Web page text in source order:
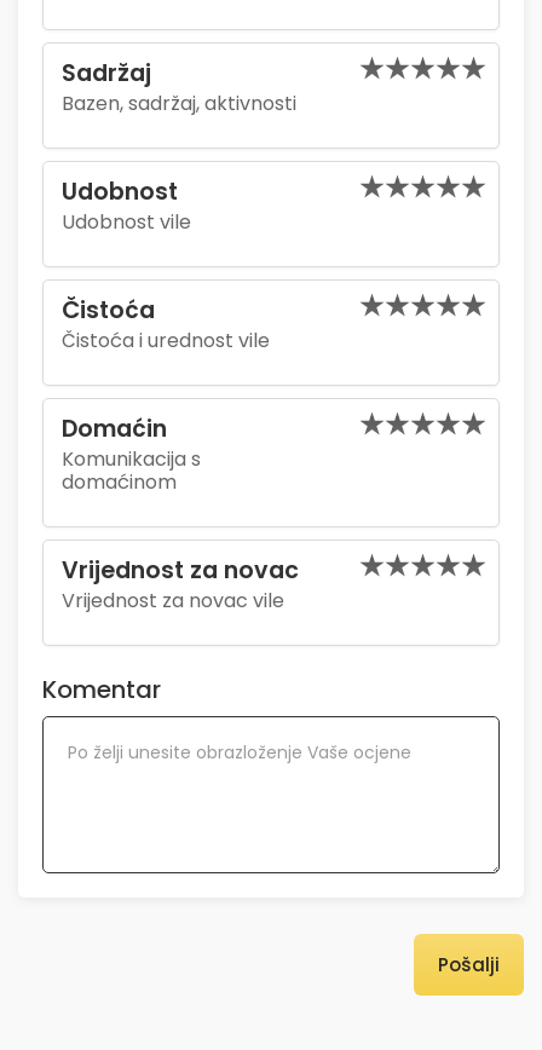
Sadržaj
Bazen, sadržaj, aktivnosti
Udobnost
Udobnost vile
Čistoća
Čistoća i urednost vile
Domaćin
Komunikacija s
domaćinom
Vrijednost za novac
Vrijednost za novac vile
Komentar